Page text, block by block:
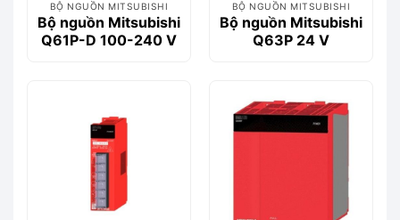
BỘ NGUỒN MITSUBISHI
Bộ nguồn Mitsubishi
Q61P-D 100-240 V
BỘ NGUỒN MITSUBISHI
Bộ nguồn Mitsubishi
Q63P 24 V